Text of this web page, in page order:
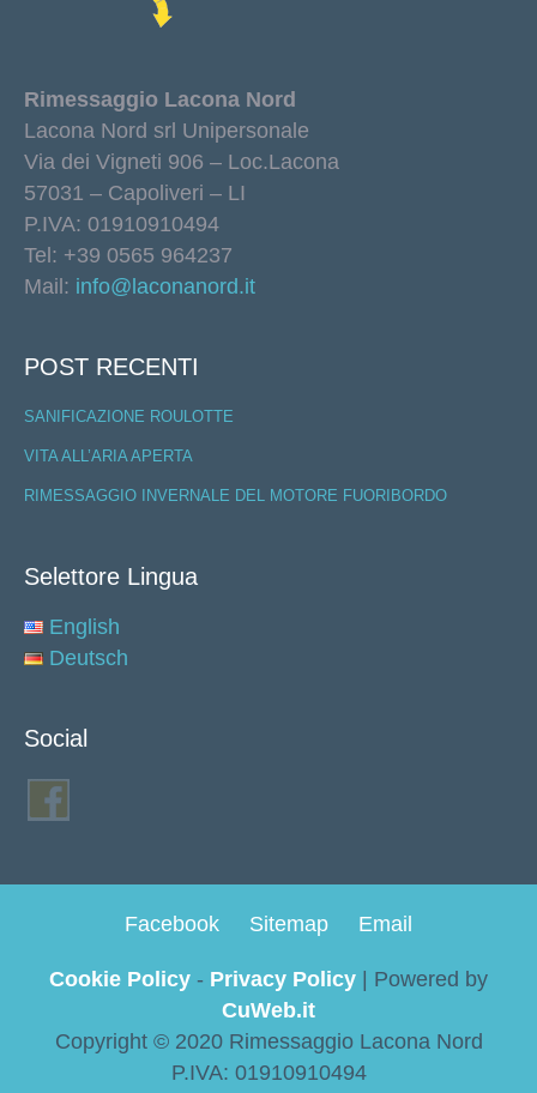
Rimessaggio Lacona Nord
Lacona Nord srl Unipersonale
Via dei Vigneti 906 – Loc.Lacona
57031 – Capoliveri – LI
P.IVA: 01910910494
Tel: +39 0565 964237
Mail: info@laconanord.it
POST RECENTI
SANIFICAZIONE ROULOTTE
VITA ALL’ARIA APERTA
RIMESSAGGIO INVERNALE DEL MOTORE FUORIBORDO
Selettore Lingua
English
Deutsch
Social
Facebook Sitemap Email
Cookie Policy - Privacy Policy | Powered by
CuWeb.it
Copyright © 2020 Rimessaggio Lacona Nord
P.IVA: 01910910494